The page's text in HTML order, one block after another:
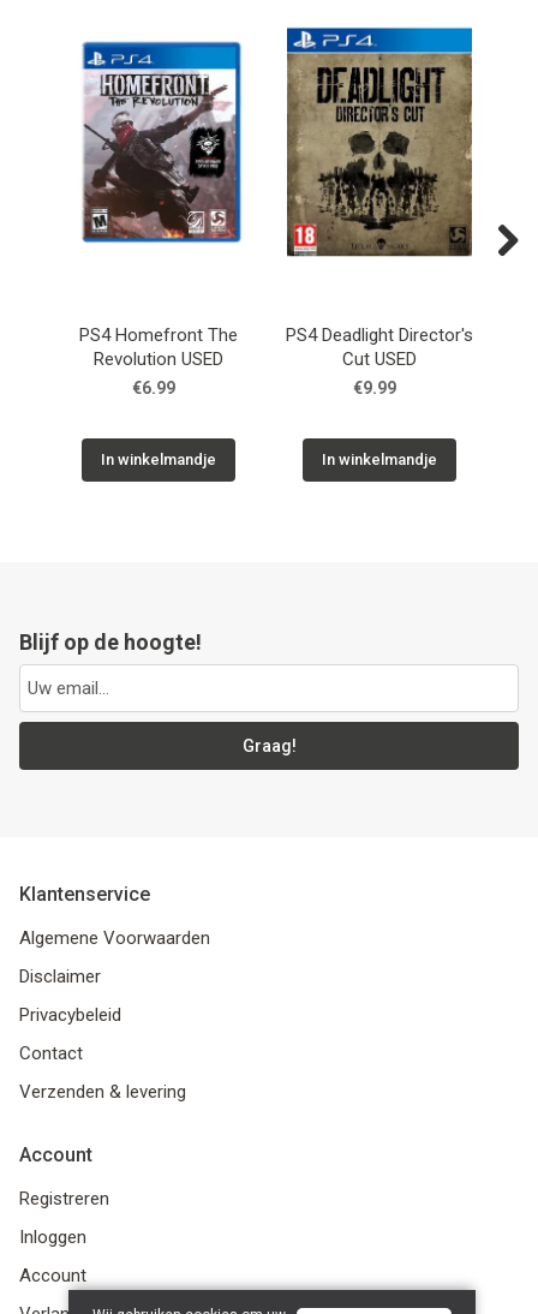
PS4 Homefront The
Revolution USED
€6.99
In winkelmandje
PS4 Deadlight Director's
Cut USED
€9.99
In winkelmandje
Blijf op de hoogte!
Graag!
Klantenservice
Algemene Voorwaarden
Disclaimer
Privacybeleid
Contact
Verzenden & levering
Account
Registreren
Inloggen
Account